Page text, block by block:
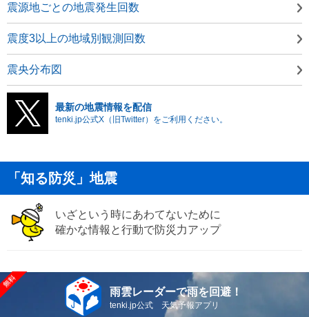
震源地ごとの地震発生回数
震度3以上の地域別観測回数
震央分布図
最新の地震情報を配信
tenki.jp公式X（旧Twitter）をご利用ください。
「知る防災」地震
いざという時にあわてないために
確かな情報と行動で防災力アップ
雨雲レーダーで雨を回避！
tenki.jp公式 天気予報アプリ